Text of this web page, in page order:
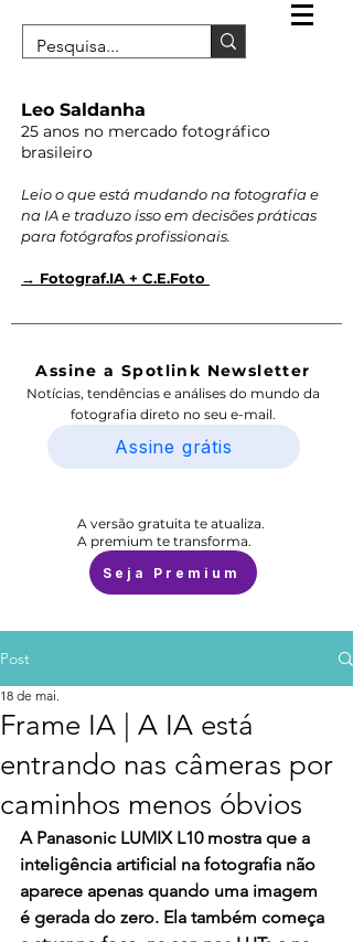
Leo Saldanha
25 anos no mercado fotográfico
brasileiro
Leio o que está mudando na fotografia e
na IA e traduzo isso em decisões práticas
para fotógrafos profissionais.
→ Fotograf.IA + C.E.Foto
Assine a Spotlink Newsletter
Notícias, tendências e análises do mundo da
fotografia direto no seu e-mail.
Assine grátis
A versão gratuita te atualiza.
A premium te transforma.
Seja Premium
Post
Frame IA | A IA está
entrando nas câmeras por
caminhos menos óbvios
18 de mai.
A Panasonic LUMIX L10 mostra que a
inteligência artificial na fotografia não
aparece apenas quando uma imagem
é gerada do zero. Ela também começa